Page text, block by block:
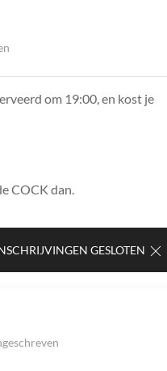
om 19:00, en kost je
COCK dan.
GESLOTEN